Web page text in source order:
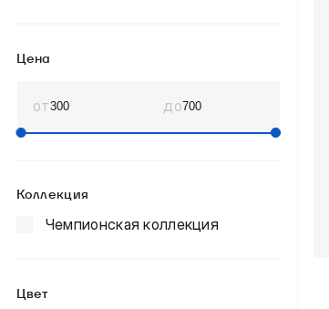
Цена
от до
Коллекция
Чемпионская коллекция
Цвет